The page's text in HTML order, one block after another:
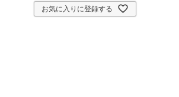
お気に入りに登録する